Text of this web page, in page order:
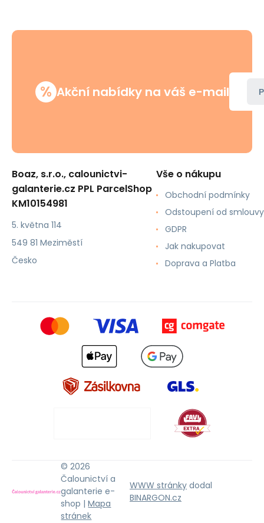
% Akční nabídky na váš e-mail
Boaz, s.r.o., calounictvi-
galanterie.cz PPL ParcelShop
KM10154981
5. května 114
549 81 Meziměstí
Česko
Vše o nákupu
Obchodní podmínky
Odstoupení od smlouvy
GDPR
Jak nakupovat
Doprava a Platba
© 2026
Čalounictví a
galanterie e-
shop |Mapa
stránek
WWW stránky dodal
BINARGON.cz